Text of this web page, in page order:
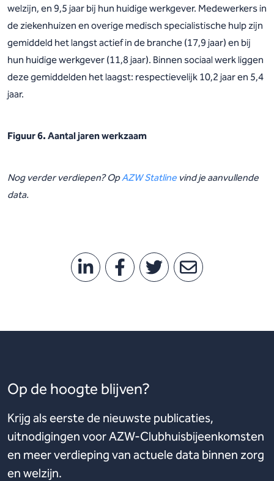
welzijn, en 9,5 jaar bij hun huidige werkgever. Medewerkers in
de ziekenhuizen en overige medisch specialistische hulp zijn
gemiddeld het langst actief in de branche (17,9 jaar) en bij
hun huidige werkgever (11,8 jaar). Binnen sociaal werk liggen
deze gemiddelden het laagst: respectievelijk 10,2 jaar en 5,4
jaar.
Figuur 6. Aantal jaren werkzaam
Nog verder verdiepen? OpAZW Statline vind je aanvullende
data.
Op de hoogte blijven?
Krijg als eerste de nieuwste publicaties,
uitnodigingen voor AZW-Clubhuisbijeenkomsten
en meer verdieping van actuele data binnen zorg
en welzijn.